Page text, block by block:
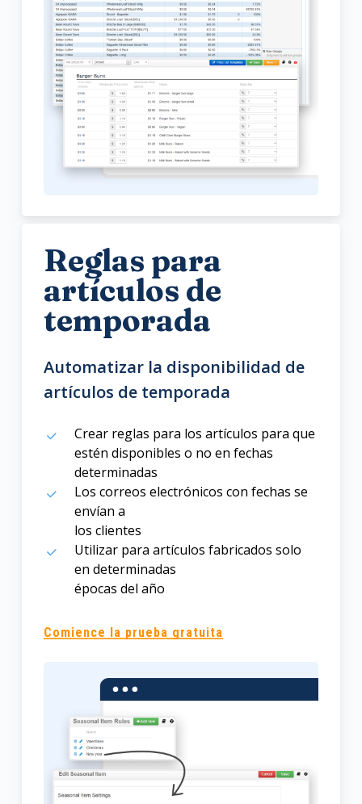
Reglas para
artículos de
temporada
Automatizar la disponibilidad de
artículos de temporada
Crear reglas para los artículos para que
estén disponibles o no en fechas
determinadas
Los correos electrónicos con fechas se
envían a
los clientes
Utilizar para artículos fabricados solo
en determinadas
épocas del año
Comience la prueba gratuita